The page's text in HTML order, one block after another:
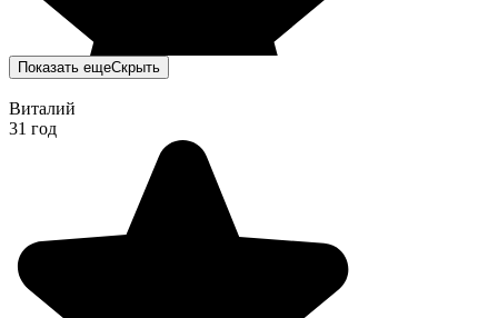
Показать ещеСкрыть
Виталий
31 год